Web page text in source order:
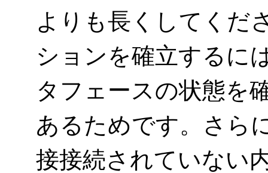
よりも長くしてくだ
ションを確立するに
タフェースの状態を
あるためです。さら
接接続されていない